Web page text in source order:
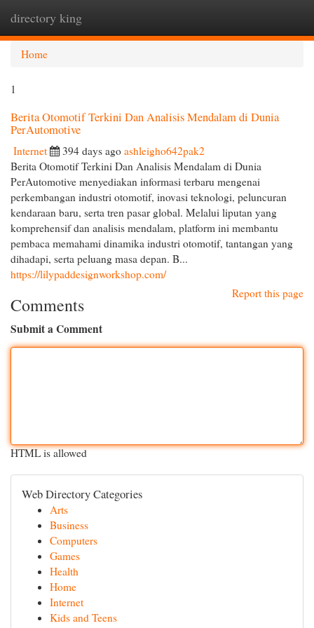
directory king
Home
1
Berita Otomotif Terkini Dan Analisis Mendalam di Dunia
PerAutomotive
Internet 394 days ago ashleigho642pak2
Berita Otomotif Terkini Dan Analisis Mendalam di Dunia
PerAutomotive menyediakan informasi terbaru mengenai
perkembangan industri otomotif, inovasi teknologi, peluncuran
kendaraan baru, serta tren pasar global. Melalui liputan yang
komprehensif dan analisis mendalam, platform ini membantu
pembaca memahami dinamika industri otomotif, tantangan yang
dihadapi, serta peluang masa depan. B...
https://lilypaddesignworkshop.com/
Report this page
Comments
Submit a Comment
HTML is allowed
Web Directory Categories
Arts
Business
Computers
Games
Health
Home
Internet
Kids and Teens